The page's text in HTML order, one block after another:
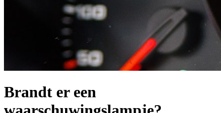
Brandt er een